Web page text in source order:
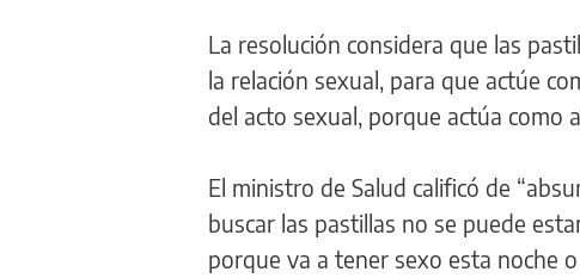
La resolución considera que las
la relación sexual, para que actúe
del acto sexual, porque actúa como
El ministro de Salud calificó de
buscar las pastillas no se puede
porque va a tener sexo esta noche